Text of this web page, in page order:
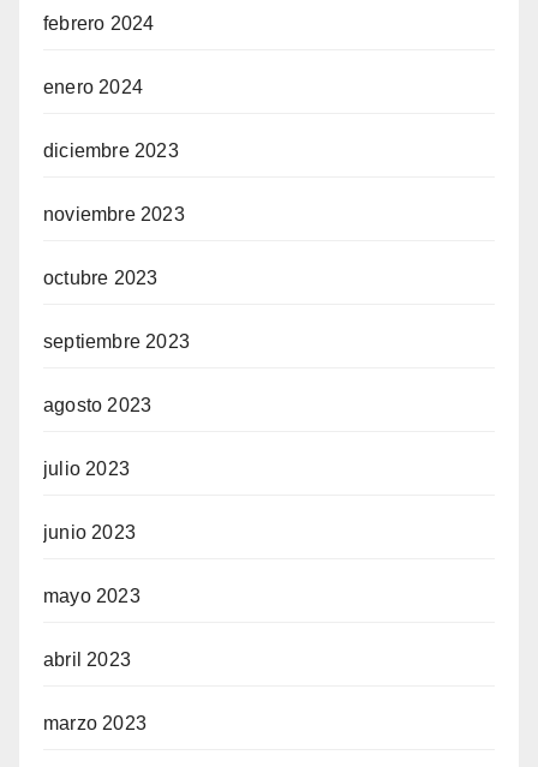
febrero 2024
enero 2024
diciembre 2023
noviembre 2023
octubre 2023
septiembre 2023
agosto 2023
julio 2023
junio 2023
mayo 2023
abril 2023
marzo 2023